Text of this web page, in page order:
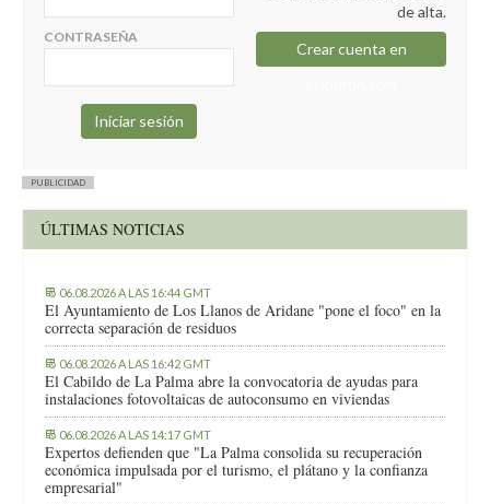
CONTRASEÑA
de alta.
Crear cuenta en
PUBLICIDAD
ÚLTIMAS NOTICIAS
06.08.2026 A LAS 16:44 GMT
El Ayuntamiento de Los Llanos de Aridane "pone el foco" en la
correcta separación de residuos
06.08.2026 A LAS 16:42 GMT
El Cabildo de La Palma abre la convocatoria de ayudas para
instalaciones fotovoltaicas de autoconsumo en viviendas
06.08.2026 A LAS 14:17 GMT
Expertos defienden que "La Palma consolida su recuperación
económica impulsada por el turismo, el plátano y la confianza
empresarial"